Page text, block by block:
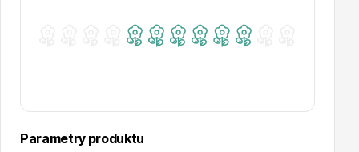
Substráty, hnojiva, kůra
Parametry produktu